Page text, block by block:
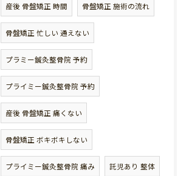
産後 骨盤矯正 時間 骨盤矯正 施術の流れ
骨盤矯正 忙しい 通えない
プラミー鍼灸整骨院 予約
プライミー鍼灸整骨院 予約
産後 骨盤矯正 痛くない
骨盤矯正 ボキボキしない
プライミー鍼灸整骨院 痛み 託児あり 整体